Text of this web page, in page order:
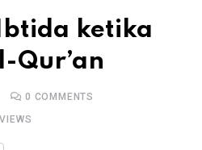
ketika
Qur’an
0 COMMENTS
VIEWS